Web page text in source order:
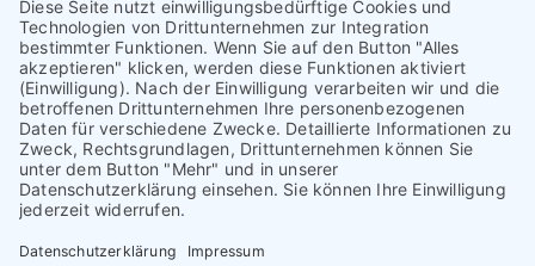
Haftungsauschluss: Alle auf diesen Seiten veröffentlichten
Informationen wurden nach bestem Wissen und
Gewissen erstellt. Alle Kundenmeinungen beruhen auf
echten Kundenaussagen. Niemand wurde in irgendeiner
Form für diese Videos oder schriftlichen Bewertungen